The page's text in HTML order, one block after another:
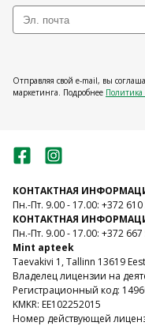
Отправляя свой e-mail, вы
маркетинга. Подробнее
КОНТАКТНАЯ
Пн.-Пт. 9.00 - 17.00: +372
КОНТАКТНАЯ
Пн.-Пт. 9.00 - 17.00: +372
Mint apteek
Taevakivi 1, Tallinn 13619
Владелец лицензии на
Регистрационный код:
KMKR: EE102252015
Номер действующей